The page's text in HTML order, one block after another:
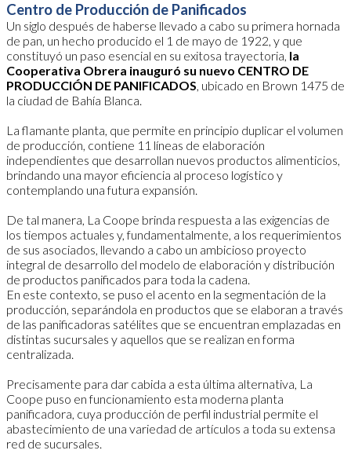
Centro de Producción de Panificados
Un siglo después de haberse llevado a cabo su primera hornada
de pan, un hecho producido el 1 de mayo de 1922, y que
constituyó un paso esencial en su exitosa trayectoria, la
Cooperativa Obrera inauguró su nuevo CENTRO DE
PRODUCCIÓN DE PANIFICADOS, ubicado en Brown 1475 de
la ciudad de Bahía Blanca.
La flamante planta, que permite en principio duplicar el volumen
de producción, contiene 11 líneas de elaboración
independientes que desarrollan nuevos productos alimenticios,
brindando una mayor eficiencia al proceso logístico y
contemplando una futura expansión.
De tal manera, La Coope brinda respuesta a las exigencias de
los tiempos actuales y, fundamentalmente, a los requerimientos
de sus asociados, llevando a cabo un ambicioso proyecto
integral de desarrollo del modelo de elaboración y distribución
de productos panificados para toda la cadena.
En este contexto, se puso el acento en la segmentación de la
producción, separándola en productos que se elaboran a través
de las panificadoras satélites que se encuentran emplazadas en
distintas sucursales y aquellos que se realizan en forma
centralizada.
Precisamente para dar cabida a esta última alternativa, La
Coope puso en funcionamiento esta moderna planta
panificadora, cuya producción de perfil industrial permite el
abastecimiento de una variedad de artículos a toda su extensa
red de sucursales.